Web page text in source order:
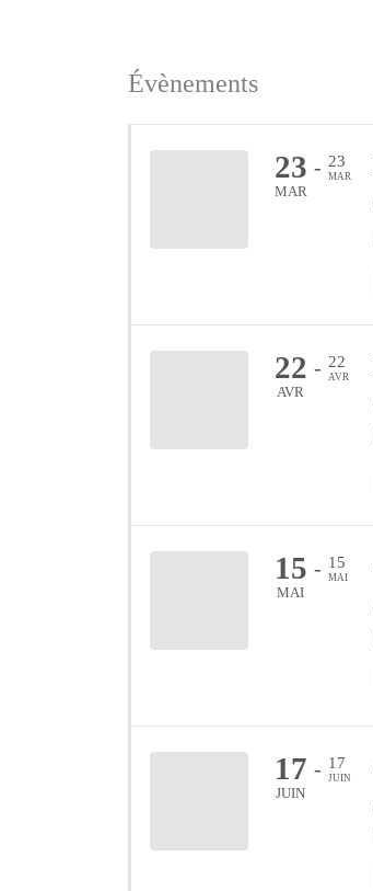
Évènements
23
MAR
- 23
MAR
22
AVR
- 22
AVR
15
MAI
- 15
MAI
17
JUIN
- 17
JUIN